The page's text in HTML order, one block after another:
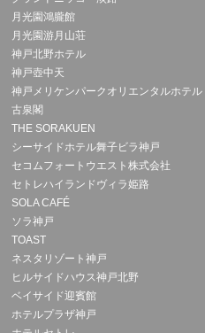
月光園鴻朧館
月光園游月山荘
神戸北野ホテル
神戸壺中天
神戸メリケンパークオリエンタルホテル
古泉閣
THE SORAKUEN
シーサイドホテル舞子ビラ神戸
セコムフォートウエスト株式会社
セトレハイランドヴィラ姫路
SOLA CAFÉ
ソラ神戸
TOAST
ネスタリゾート神戸
ヒルサイドハウス神戸北野
ベイサイド迎賓館
ホテルプラザ神戸